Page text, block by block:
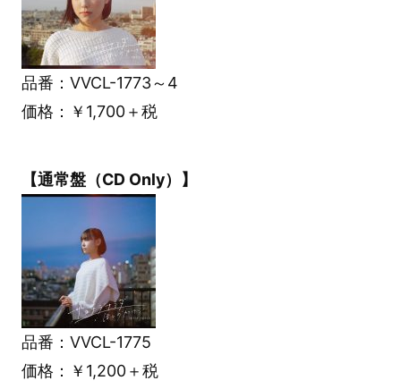
品番：VVCL-1773～4
価格：￥1,700＋税
【通常盤（CD Only）】
品番：VVCL-1775
価格：￥1,200＋税